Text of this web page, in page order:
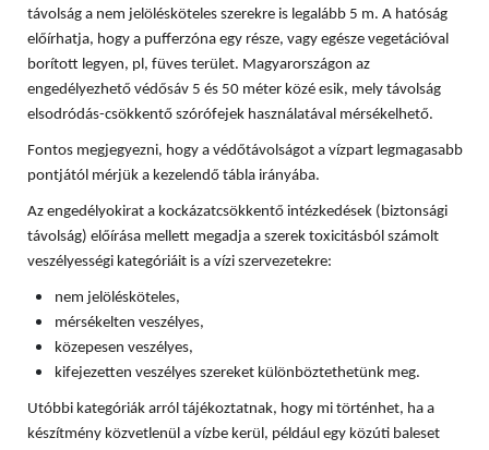
távolság a nem jelölésköteles szerekre is legalább 5 m. A hatóság
előírhatja, hogy a pufferzóna egy része, vagy egésze vegetációval
borított legyen, pl, füves terület. Magyarországon az
engedélyezhető védősáv 5 és 50 méter közé esik, mely távolság
elsodródás-csökkentő szórófejek használatával mérsékelhető.
Fontos megjegyezni, hogy a védőtávolságot a vízpart legmagasabb
pontjától mérjük a kezelendő tábla irányába.
Az engedélyokirat a kockázatcsökkentő intézkedések (biztonsági
távolság) előírása mellett megadja a szerek toxicitásból számolt
veszélyességi kategóriáit is a vízi szervezetekre:
nem jelölésköteles,
mérsékelten veszélyes,
közepesen veszélyes,
kifejezetten veszélyes szereket különböztethetünk meg.
Utóbbi kategóriák arról tájékoztatnak, hogy mi történhet, ha a
készítmény közvetlenül a vízbe kerül, például egy közúti baleset